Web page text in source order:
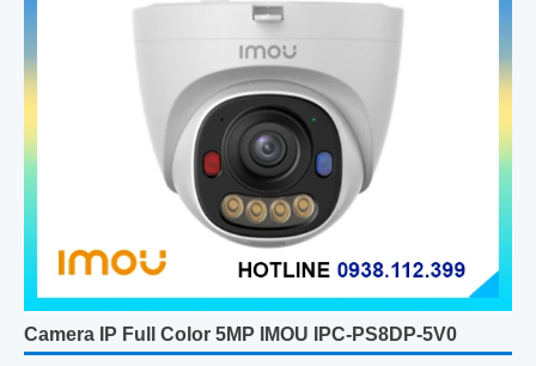
Camera IP Full Color 5MP IMOU IPC-PS8DP-5V0